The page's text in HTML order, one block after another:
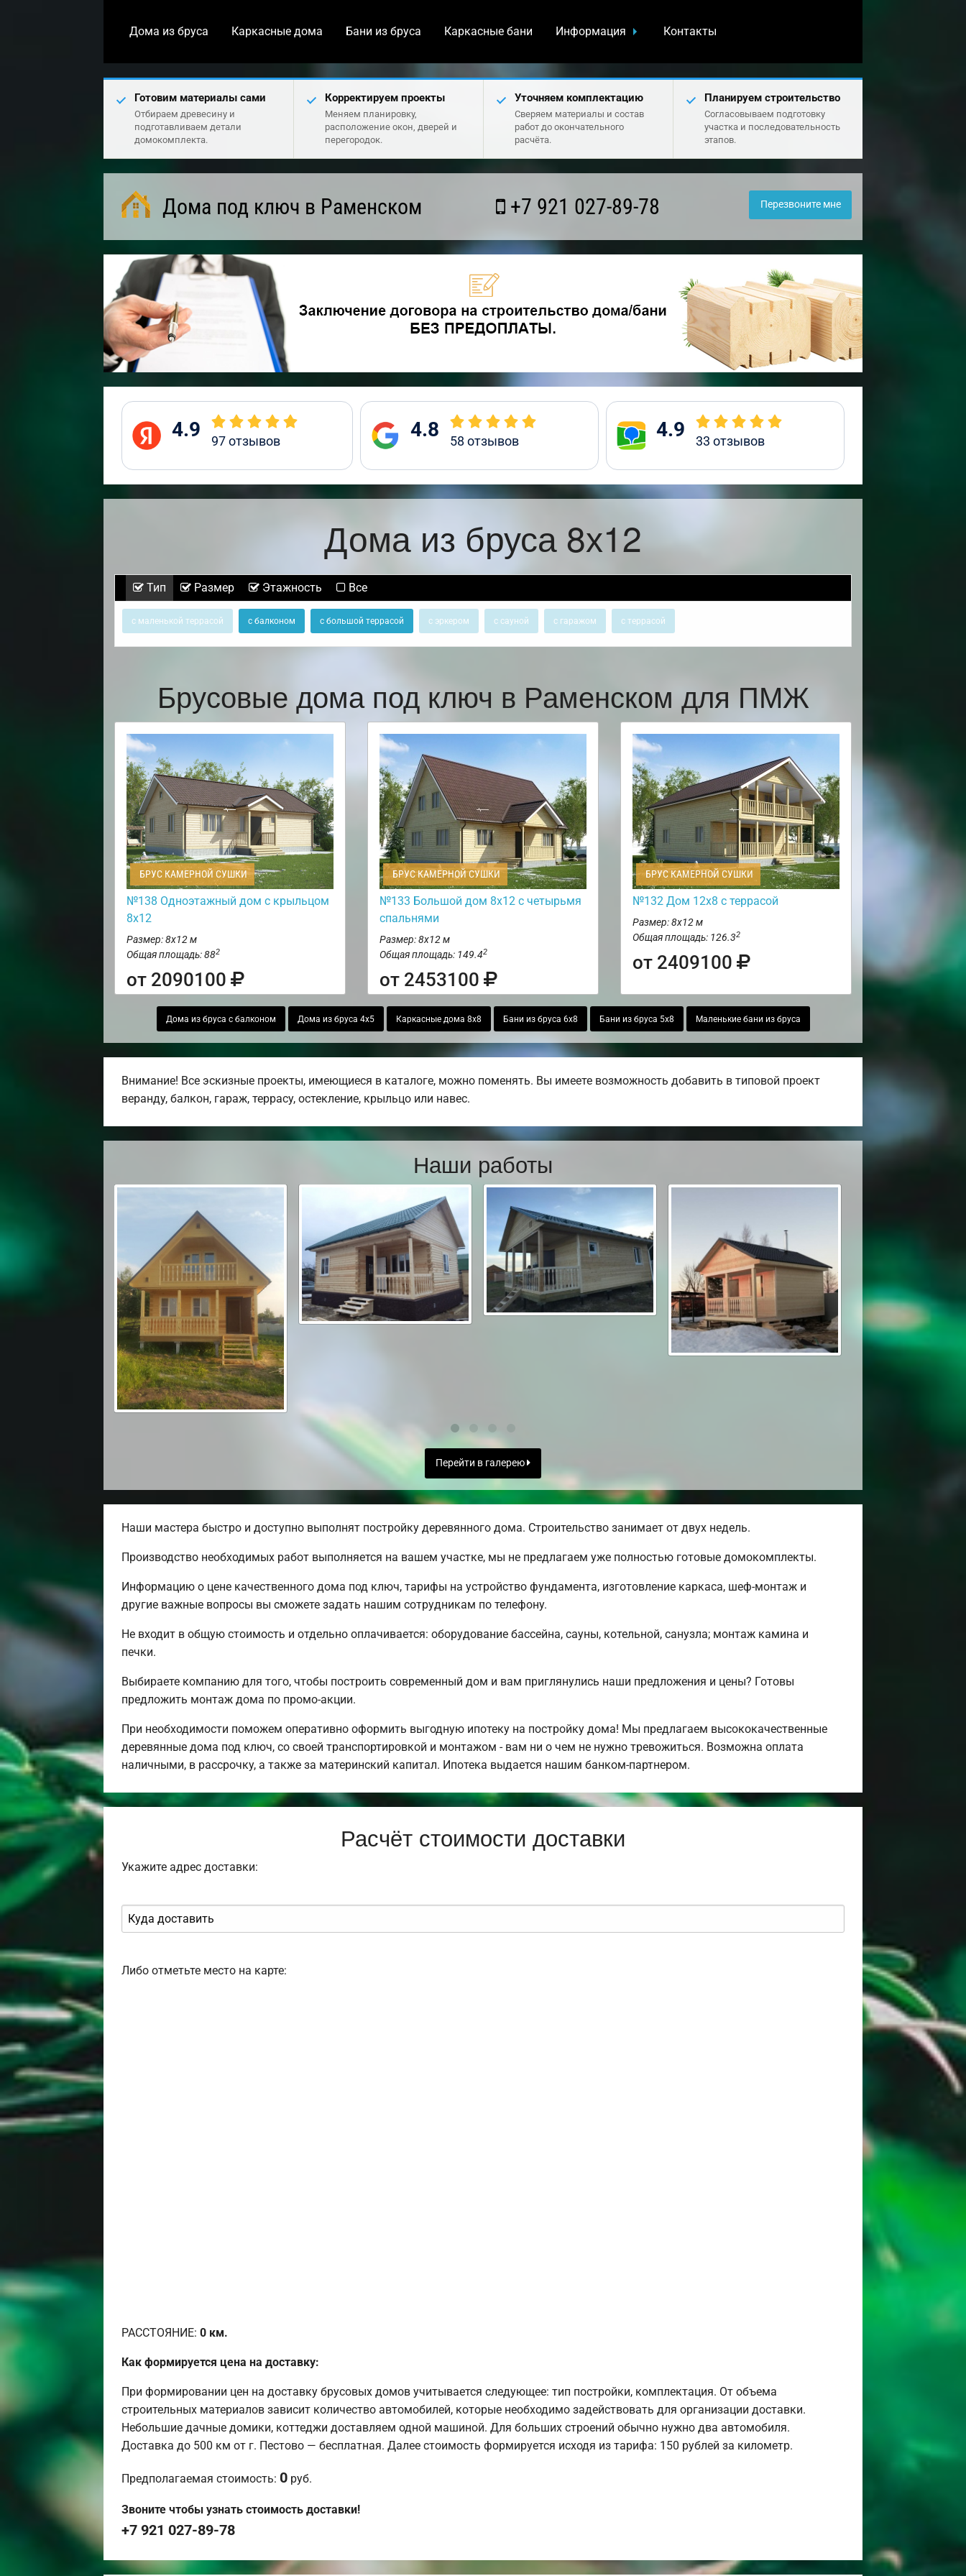
Дома из бруса Каркасные дома Бани из бруса Каркасные бани Информация Контакты
Готовим материалы сами
Отбираем древесину и
подготавливаем детали
домокомплекта.
Корректируем проекты
Меняем планировку,
расположение окон, дверей и
перегородок.
Уточняем комплектацию
Сверяем материалы и состав
работ до окончательного
расчёта.
Планируем строительство
Согласовываем подготовку
участка и последовательность
этапов.
Дома под ключ в Раменском +7 921 027-89-78 Перезвоните мне
4.9 97отзывов 4.8 58 отзывов 4.9 33 отзывов
Дома из бруса 8х12
Тип Размер Этажность Все
с маленькой террасой с балконом с большой террасой с эркером с сауной с гаражом с террасой
Брусовые дома под ключ в Раменском для ПМЖ
БРУС КАМЕРНОЙ СУШКИ
№138 Одноэтажный дом с крыльцом
8х12
Размер: 8х12 м
Общая площадь: 882
от 2090100
БРУС КАМЕРНОЙ СУШКИ
№133 Большой дом 8х12 с четырьмя
спальнями
Размер: 8х12 м
Общая площадь: 149.42
от 2453100
БРУС КАМЕРНОЙ СУШКИ
№132 Дом 12х8 с террасой
Размер: 8х12 м
Общая площадь: 126.32
от 2409100
Дома из бруса с балконом Дома из бруса 4х5 Каркасные дома 8х8 Бани из бруса 6х8 Бани из бруса 5х8 Маленькие бани из бруса
Внимание! Все эскизные проекты, имеющиеся в каталоге, можно поменять. Вы имеете возможность добавить в типовой проект
веранду, балкон, гараж, террасу, остекление, крыльцо или навес.
Наши работы
Перейти в галерею
Наши мастера быстро и доступно выполнят постройку деревянного дома. Строительство занимает от двух недель.
Производство необходимых работ выполняется на вашем участке, мы не предлагаем уже полностью готовые домокомплекты.
Информацию о цене качественного дома под ключ, тарифы на устройство фундамента, изготовление каркаса, шеф-монтаж и
другие важные вопросы вы сможете задать нашим сотрудникам по телефону.
Не входит в общую стоимость и отдельно оплачивается: оборудование бассейна, сауны, котельной, санузла; монтаж камина и
печки.
Выбираете компанию для того, чтобы построить современный дом и вам приглянулись наши предложения и цены? Готовы
предложить монтаж дома по промо-акции.
При необходимости поможем оперативно оформить выгодную ипотеку на постройку дома! Мы предлагаем высококачественные
деревянные дома под ключ, со своей транспортировкой и монтажом - вам ни о чем не нужно тревожиться. Возможна оплата
наличными, в рассрочку, а также за материнский капитал. Ипотека выдается нашим банком-партнером.
Расчёт стоимости доставки
Укажите адрес доставки:
Либо отметьте место на карте:
РАССТОЯНИЕ: 0 км.
Как формируется цена на доставку:
При формировании цен на доставку брусовых домов учитывается следующее: тип постройки, комплектация. От объема
строительных материалов зависит количество автомобилей, которые необходимо задействовать для организации доставки.
Небольшие дачные домики, коттеджи доставляем одной машиной. Для больших строений обычно нужно два автомобиля.
Доставка до 500 км от г. Пестово — бесплатная. Далее стоимость формируется исходя из тарифа: 150 рублей за километр.
Предполагаемая стоимость: 0 руб.
Звоните чтобы узнать стоимость доставки!
+7 921 027-89-78